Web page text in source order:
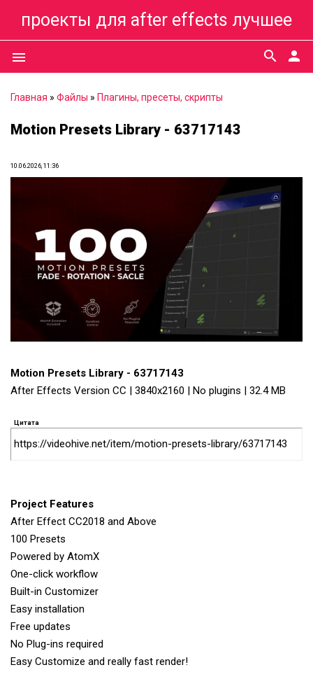
проекты для after effects лучшее
menu person
search
Главная » Файлы » Плагины, пресеты, скрипты
Motion Presets Library - 63717143
10.06.2026, 11:36
Motion Presets Library - 63717143
After Effects Version CC | 3840x2160 | No plugins | 32.4 MB
Цитата
https://videohive.net/item/motion-presets-library/63717143
Project Features
After Effect CC2018 and Above
100 Presets
Powered by AtomX
One-click workflow
Built-in Customizer
Easy installation
Free updates
No Plug-ins required
Easy Customize and really fast render!